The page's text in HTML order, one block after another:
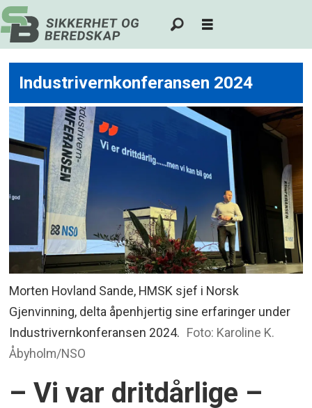
Industrivernkonferansen 2024
Morten Hovland Sande, HMSK sjef i Norsk
Gjenvinning, delta åpenhjertig sine erfaringer under
Industrivernkonferansen 2024. Foto: Karoline K.
Åbyholm/NSO
– Vi var dritdårlige –